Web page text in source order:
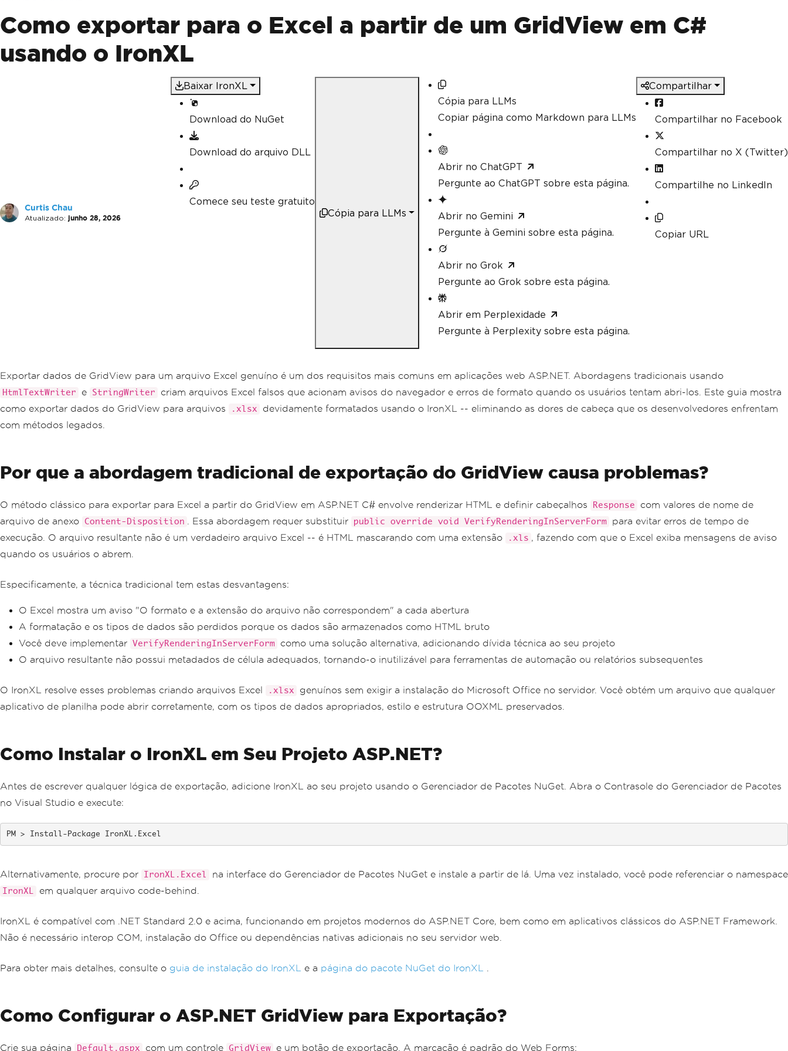
// Linq compatible
Como exportar para o Excel a partir de um GridView em C#
usando o IronXL
Curtis Chau
Atualizado: junho 28, 2026
Baixar IronXL
Download do NuGet
Download do arquivo DLL
Comece seu teste gratuito
Cópia para LLMs
Cópia para LLMs
Copiar página como Markdown para LLMs
Abrir no ChatGPT
Pergunte ao ChatGPT sobre esta página.
Abrir no Gemini
Pergunte à Gemini sobre esta página.
Abrir no Grok
Pergunte ao Grok sobre esta página.
Abrir em Perplexidade
Pergunte à Perplexity sobre esta página.
Compartilhar
Compartilhar no Facebook
Compartilhar no X (Twitter)
Compartilhe no LinkedIn
Copiar URL
Exportar dados de GridView para um arquivo Excel genuíno é um dos requisitos mais comuns em aplicações web ASP.NET. Abordagens tradicionais usando
HtmlTextWriter e StringWriter
criam arquivos Excel falsos que acionam avisos do navegador e erros de formato quando os usuários tentam abri-los. Este guia mostra
como exportar dados do GridView para arquivos
.xlsx
devidamente formatados usando o IronXL -- eliminando as dores de cabeça que os desenvolvedores enfrentam
com métodos legados.
Por que a abordagem tradicional de exportação do GridView causa problemas?
O método clássico para exportar para Excel a partir do GridView em ASP.NET C# envolve renderizar HTML e definir cabeçalhos Response
com valores de nome de
arquivo de anexo Content-Disposition . Essa abordagem requer substituir public override void VerifyRenderingInServerForm
para evitar erros de tempo de
execução. O arquivo resultante não é um verdadeiro arquivo Excel -- é HTML mascarando com uma extensão
.xls , fazendo com que o Excel exiba mensagens de aviso
quando os usuários o abrem.
Especificamente, a técnica tradicional tem estas desvantagens:
O Excel mostra um aviso "O formato e a extensão do arquivo não correspondem" a cada abertura
A formatação e os tipos de dados são perdidos porque os dados são armazenados como HTML bruto
Você deve implementar VerifyRenderingInServerForm
como uma solução alternativa, adicionando dívida técnica ao seu projeto
O arquivo resultante não possui metadados de célula adequados, tornando-o inutilizável para ferramentas de automação ou relatórios subsequentes
O IronXL resolve esses problemas criando arquivos Excel .xlsx
genuínos sem exigir a instalação do Microsoft Office no servidor. Você obtém um arquivo que qualquer
aplicativo de planilha pode abrir corretamente, com os tipos de dados apropriados, estilo e estrutura OOXML preservados.
Como Instalar o IronXL em Seu Projeto ASP.NET?
Antes de escrever qualquer lógica de exportação, adicione IronXL ao seu projeto usando o Gerenciador de Pacotes NuGet. Abra o Contrasole do Gerenciador de Pacotes
no Visual Studio e execute:
Install-Package IronXL.Excel
Alternativamente, procure por IronXL.Excel na interface do Gerenciador de Pacotes NuGet e instale a partir de lá. Uma vez instalado, você pode referenciar o namespace
IronXL em qualquer arquivo code-behind.
IronXL é compatível com .NET Standard 2.0 e acima, funcionando em projetos modernos do ASP.NET Core, bem como em aplicativos clássicos do ASP.NET Framework.
Não é necessário interop COM, instalação do Office ou dependências nativas adicionais no seu servidor web.
Para obter mais detalhes, consulte o guia de instalação do IronXL e a página do pacote NuGet do IronXL
Como Configurar o ASP.NET GridView para Exportação?
Crie sua página Default.aspx com um controle GridView e um botão de exportação. A marcação é padrão do Web Forms: